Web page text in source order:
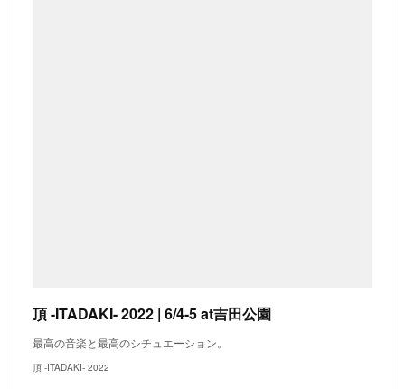
頂 -ITADAKI- 2022 | 6/4-5 at吉田公園
最高の音楽と最高のシチュエーション。
頂 -ITADAKI- 2022